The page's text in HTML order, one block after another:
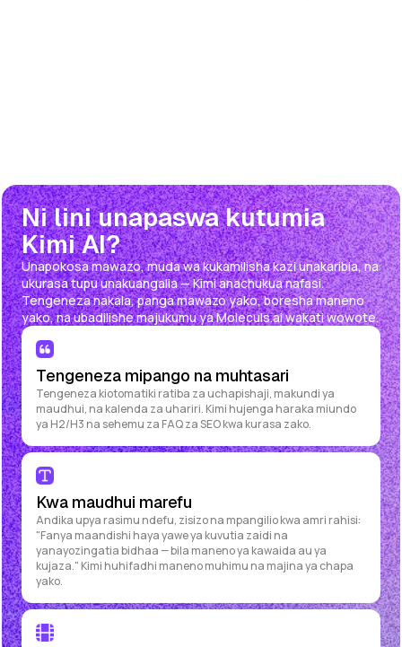
Ni lini unapaswa kutumia
Kimi AI?
Unapokosa mawazo, muda wa kukamilisha kazi unakaribia, na
ukurasa tupu unakuangalia — Kimi anachukua nafasi.
Tengeneza nakala, panga mawazo yako, boresha maneno
yako, na ubadilishe majukumu ya Moleculs.ai wakati wowote.
Tengeneza mipango na muhtasari
Tengeneza kiotomatiki ratiba za uchapishaji, makundi ya
maudhui, na kalenda za uhariri. Kimi hujenga haraka miundo
ya H2/H3 na sehemu za FAQ za SEO kwa kurasa zako.
Kwa maudhui marefu
Andika upya rasimu ndefu, zisizo na mpangilio kwa amri rahisi:
"Fanya maandishi haya yawe ya kuvutia zaidi na
yanayozingatia bidhaa — bila maneno ya kawaida au ya
kujaza." Kimi huhifadhi maneno muhimu na majina ya chapa
yako.